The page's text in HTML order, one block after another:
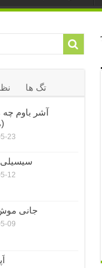
تگ ها
آشر باوم
23
12
جانی
09